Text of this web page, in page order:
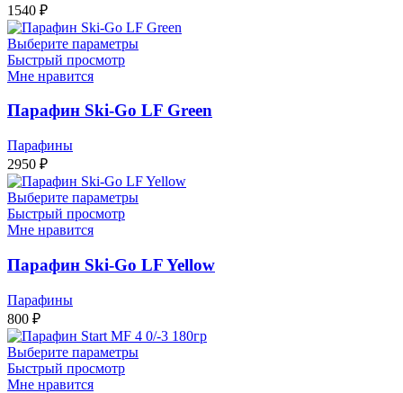
1540 ₽
Выберите параметры
Быстрый просмотр
Мне нравится
Парафин Ski-Go LF Green
Парафины
2950 ₽
Выберите параметры
Быстрый просмотр
Мне нравится
Парафин Ski-Go LF Yellow
Парафины
800 ₽
Выберите параметры
Быстрый просмотр
Мне нравится